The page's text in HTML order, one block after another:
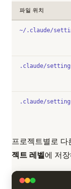
파일 위치
~/.claude/
.claude/
.claude/
프로젝트별로 다
젝트 레벨 에 저